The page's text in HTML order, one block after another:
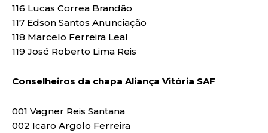
116 Lucas Correa Brandão
117 Edson Santos Anunciação
118 Marcelo Ferreira Leal
119 José Roberto Lima Reis
Conselheiros da chapa Aliança Vitória SAF
001 Vagner Reis Santana
002 Icaro Argolo Ferreira